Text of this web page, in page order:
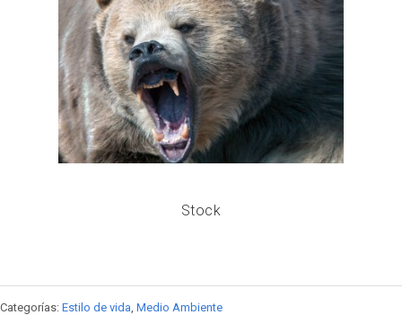
Stock
Categorías: Estilo de vida Medio Ambiente